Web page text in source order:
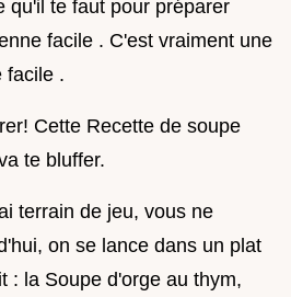
qu'il te faut pour préparer
facile . C'est vraiment une
facile .
Cette Recette de soupe
te bluffer.
terrain de jeu, vous ne
on se lance dans un plat
: la Soupe d'orge au thym,